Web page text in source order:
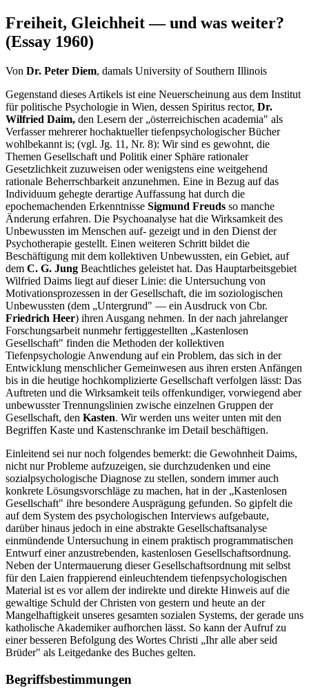
Freiheit, Gleichheit — und was weiter?
(Essay 1960)
Von Dr. Peter Diem, damals University of Southern Illinois
Gegenstand dieses Artikels ist eine Neuerscheinung aus dem Institut
für politische Psychologie in Wien, dessen Spiritus rector, Dr.
Wilfried Daim, den Lesern der „österreichischen academia" als
Verfasser mehrerer hochaktueller tiefenpsychologischer Bücher
wohlbekannt is; (vgl. Jg. 11, Nr. 8): Wir sind es gewohnt, die
Themen Gesellschaft und Politik einer Sphäre rationaler
Gesetzlichkeit zuzuweisen oder wenigstens eine weitgehend
rationale Beherrschbarkeit anzunehmen. Eine in Bezug auf das
Individuum gehegte derartige Auffassung hat durch die
epochemachenden Erkenntnisse Sigmund Freuds so manche
Änderung erfahren. Die Psychoanalyse hat die Wirksamkeit des
Unbewussten im Menschen auf- gezeigt und in den Dienst der
Psychotherapie gestellt. Einen weiteren Schritt bildet die
Beschäftigung mit dem kollektiven Unbewussten, ein Gebiet, auf
dem C. G. Jung Beachtliches geleistet hat. Das Hauptarbeitsgebiet
Wilfried Daims liegt auf dieser Linie: die Untersuchung von
Motivationsprozessen in der Gesellschaft, die im soziologischen
Unbewussten (dem „Untergrund" — ein Ausdruck von Cbr.
Friedrich Heer) ihren Ausgang nehmen. In der nach jahrelanger
Forschungsarbeit nunmehr fertiggestellten „Kastenlosen
Gesellschaft" finden die Methoden der kollektiven
Tiefenpsychologie Anwendung auf ein Problem, das sich in der
Entwicklung menschlicher Gemeinwesen aus ihren ersten Anfängen
bis in die heutige hochkomplizierte Gesellschaft verfolgen lässt: Das
Auftreten und die Wirksamkeit teils offenkundiger, vorwiegend aber
unbewusster Trennungslinien zwische einzelnen Gruppen der
Gesellschaft, den Kasten. Wir werden uns weiter unten mit den
Begriffen Kaste und Kastenschranke im Detail beschäftigen.
Einleitend sei nur noch folgendes bemerkt: die Gewohnheit Daims,
nicht nur Probleme aufzuzeigen, sie durchzudenken und eine
sozialpsychologische Diagnose zu stellen, sondern immer auch
konkrete Lösungsvorschläge zu machen, hat in der „Kastenlosen
Gesellschaft" ihre besondere Ausprägung gefunden. So gipfelt die
auf dem System des psychologischen Interviews aufgebaute,
darüber hinaus jedoch in eine abstrakte Gesellschaftsanalyse
einmündende Untersuchung in einem praktisch programmatischen
Entwurf einer anzustrebenden, kastenlosen Gesellschaftsordnung.
Neben der Untermauerung dieser Gesellschaftsordnung mit selbst
für den Laien frappierend einleuchtendem tiefenpsychologischen
Material ist es vor allem der indirekte und direkte Hinweis auf die
gewaltige Schuld der Christen von gestern und heute an der
Mangelhaftigkeit unseres gesamten sozialen Systems, der gerade uns
katholische Akademiker aufhorchen lässt. So kann der Aufruf zu
einer besseren Befolgung des Wortes Christi „Ihr alle aber seid
Brüder" als Leitgedanke des Buches gelten.
Begriffsbestimmungen